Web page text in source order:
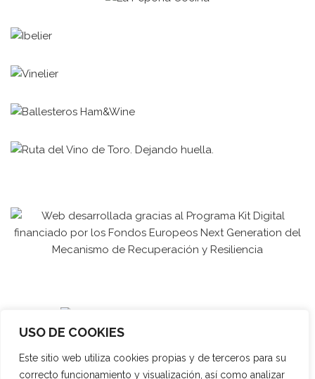
USO DE COOKIES
Este sitio web utiliza cookies propias y de terceros para su
correcto funcionamiento y visualización, así como analizar